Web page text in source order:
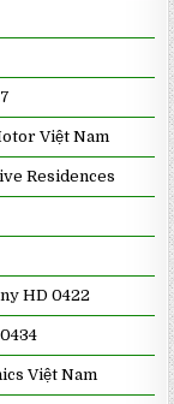
Việt Nam
Residences
HD 0422
Việt Nam